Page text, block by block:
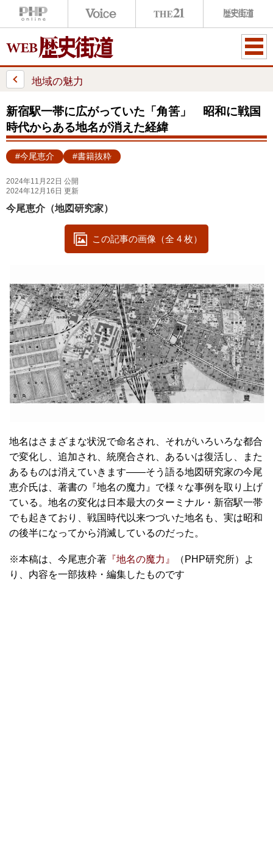
ME
地域の魅力
新宿駅一帯に広がっていた「角筈」 昭和に戦国
時代からある地名が消えた経緯
#今尾恵介 #書籍抜粋
2024年11月22日 公開
2024年12月16日 更新
今尾恵介（地図研究家）
この記事の画像（全 4 枚）
地名はさまざまな状況で命名され、それがいろいろな都合
で変化し、追加され、統廃合され、あるいは復活し、また
あるものは消えていきます――そう語る地図研究家の今尾
恵介氏は、著書の『地名の魔力』で様々な事例を取り上げ
ている。地名の変化は日本最大のターミナル・新宿駅一帯
でも起きており、戦国時代以来つづいた地名も、実は昭和
の後半になってから消滅しているのだった。
※本稿は、今尾恵介著 『地名の魔力』
（PHP研究所）よ
り、内容を一部抜粋・編集したものです